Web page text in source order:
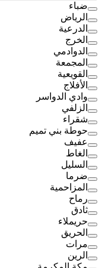
ضباء
الرياض
الدرعية
الخرج
الدوادمي
المجمعة
القويعية
الأفلاج
وادي الدواسر
الزلفي
شقراء
حوطة بني تميم
عفيف
الغاط
السليل
ضرما
المزاحمية
رماح
ثادق
حريملاء
الحريق
مرات
الرين